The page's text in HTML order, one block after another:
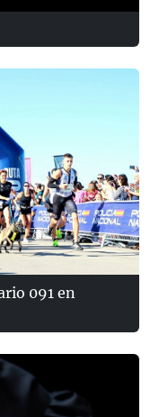
091 en